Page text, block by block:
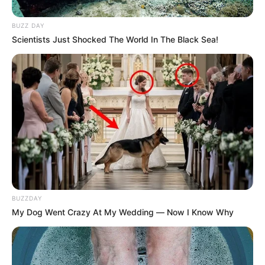
Vea también:Exfiguras de la selección Colombia a pagar
BUZZ DAY
Scientists Just Shocked The World In The Black Sea!
BUZZDAY
My Dog Went Crazy At My Wedding — Now I Know Why